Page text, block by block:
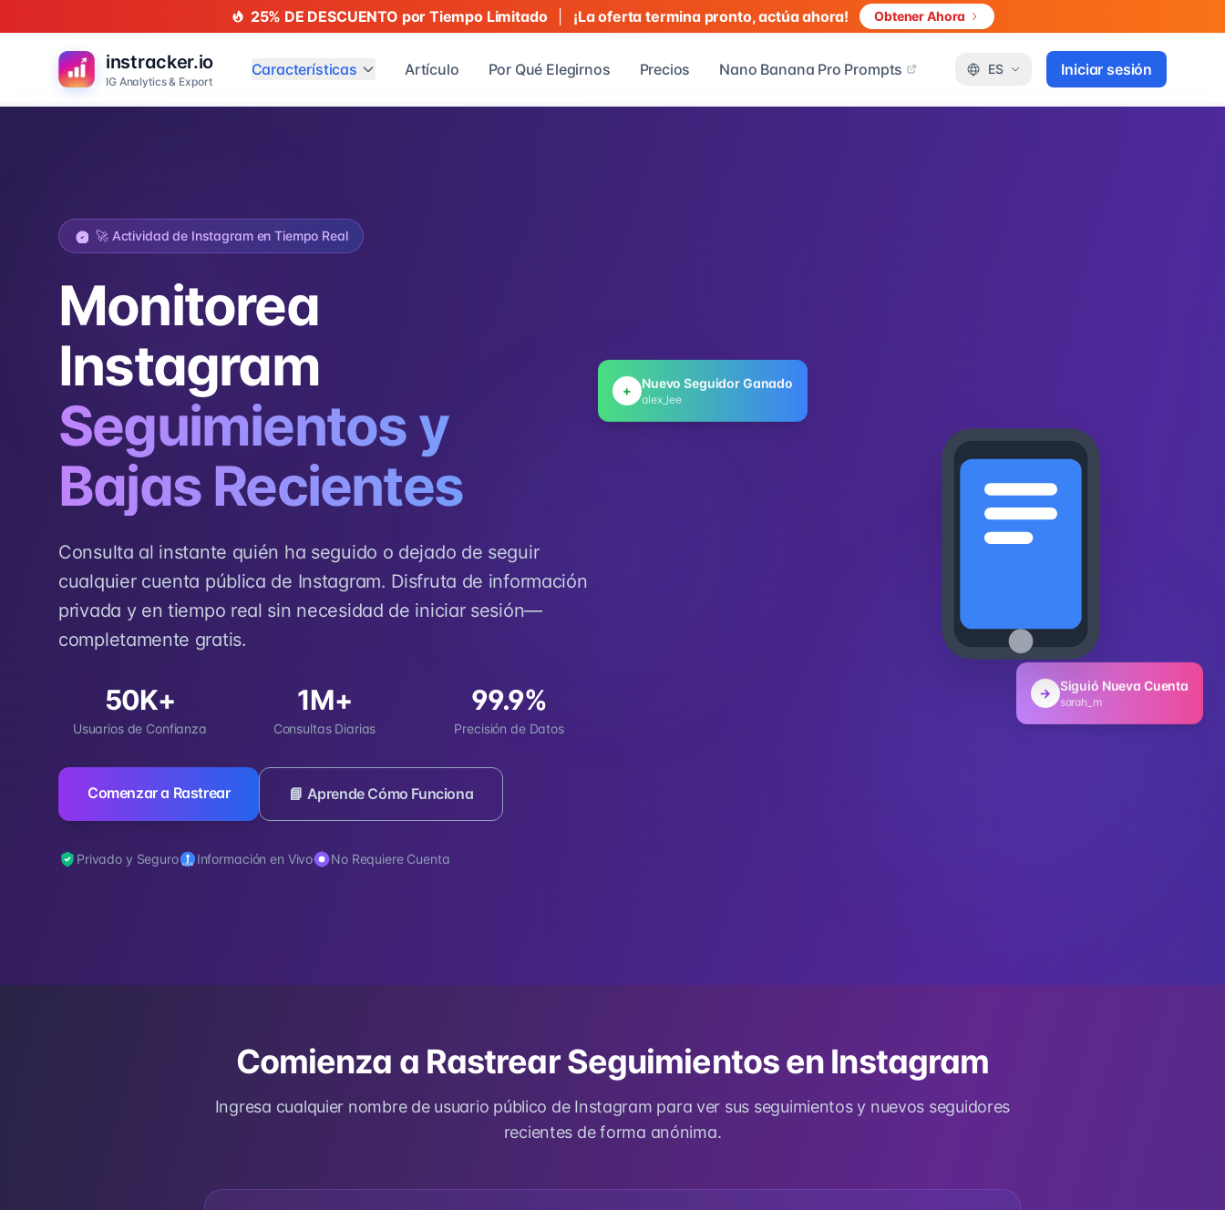
25% DE DESCUENTO por Tiempo Limitado ¡La oferta termina pronto, actúa ahora! Obtener Ahora
instracker.io
IG Analytics & Export
Características Artículo Por Qué Elegirnos Precios Nano Banana Pro Prompts ES Iniciar sesión
🚀 Actividad de Instagram en Tiempo Real
Monitorea
Instagram
Seguimientos y
Bajas Recientes
Consulta al instante quién ha seguido o dejado de seguir
cualquier cuenta pública de Instagram. Disfruta de información
privada y en tiempo real sin necesidad de iniciar sesión—
completamente gratis.
50K+
Usuarios de Confianza
1M+
Consultas Diarias
99.9%
Precisión de Datos
Comenzar a Rastrear 📘 Aprende Cómo Funciona
Privado y Seguro Información en Vivo No Requiere Cuenta
+ Nuevo Seguidor Ganado
alex_lee
→ Siguió Nueva Cuenta
sarah_m
Comienza a Rastrear Seguimientos en Instagram
Ingresa cualquier nombre de usuario público de Instagram para ver sus seguimientos y nuevos seguidores
recientes de forma anónima.